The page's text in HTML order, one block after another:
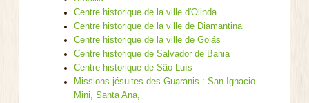
Centre historique de la ville d'Olinda
Centre historique de la ville de Diamantina
Centre historique de la ville de Goiás
Centre historique de Salvador de Bahia
Centre historique de São Luís
Missions jésuites des Guaranis : San Ignacio
Mini, Santa Ana,